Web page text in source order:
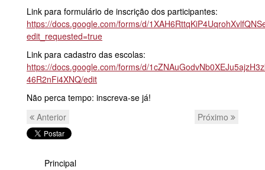
Link para formulário de inscrição dos participantes:
https://docs.google.com/forms/d/
edit_requested=true
Link para cadastro das escolas:
https://docs.google.com/forms/d/
46R2nFi4XNQ/edit
Não perca tempo: inscreva-se já!
Anterior
Próximo
Principal